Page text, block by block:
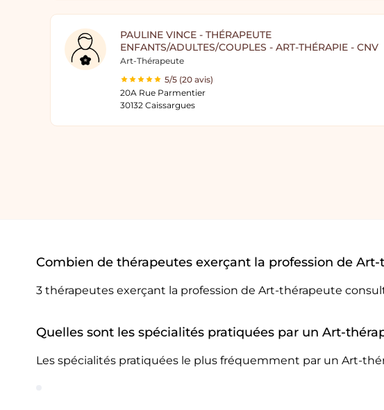
PAULINE VINCE - THÉRAPEUTE
ENFANTS/ADULTES/COUPLES - ART-THÉRAPIE - CNV
Art-Thérapeute
5/5 (20 avis)
20A Rue Parmentier
30132 Caissargues
Combien de thérapeutes exerçant la profession de
3 thérapeutes exerçant la profession de Art-thérapeute
Quelles sont les spécialités pratiquées par un Art-
Les spécialités pratiquées le plus fréquemment par un Art-